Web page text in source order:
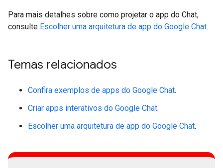
Para mais detalhes sobre como projetar o app do Chat,
consulte Escolher uma arquitetura de app do Google Chat.
Temas relacionados
Confira exemplos de apps do Google Chat.
Criar apps interativos do Google Chat.
Escolher uma arquitetura de app do Google Chat.